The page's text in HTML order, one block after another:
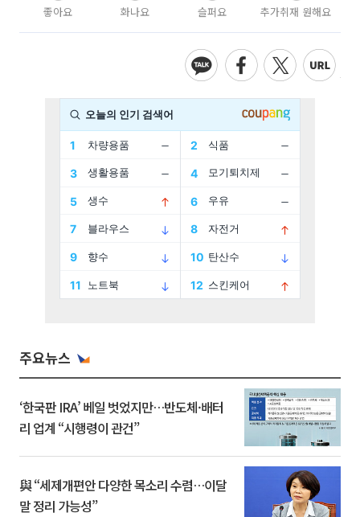
좋아요 화나요 슬퍼요 추가취재 원해요
주요뉴스
‘한국판 IRA’ 베일 벗었지만…반도체·배터
리 업계 “시행령이 관건”
與 “세제개편안 다양한 목소리 수렴…이달
말 정리 가능성”